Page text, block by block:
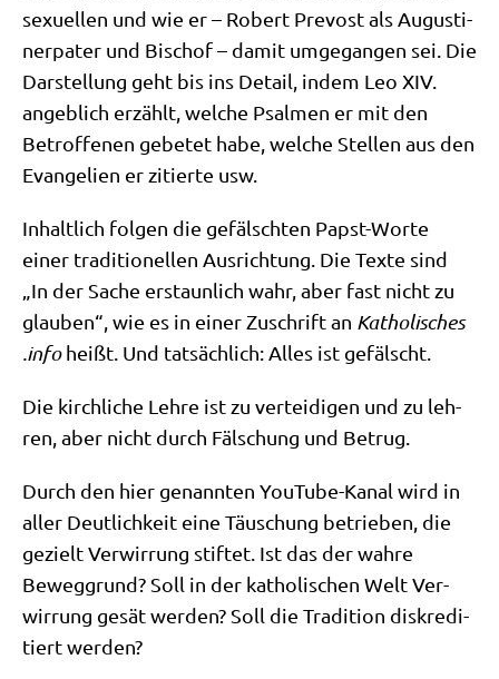
se­xu­el­len und wie er – Robert Pre­vost als Augu­sti­
ner­pa­ter und Bischof – damit umge­gan­gen sei. Die
Dar­stel­lung geht bis ins Detail, indem Leo XIV.
angeb­lich erzählt, wel­che Psal­men er mit den
Betrof­fe­nen gebe­tet habe, wel­che Stel­len aus den
Evan­ge­li­en er zitier­te usw.
Inhalt­lich fol­gen die gefälsch­ten Papst-Wor­te
einer tra­di­tio­nel­len Aus­rich­tung. Die Tex­te sind
„In der Sache erstaun­lich wahr, aber fast nicht zu
glau­ben“, wie es in einer Zuschrift an Katho​li​sches​
.infoheißt. Und tat­säch­lich: Alles ist gefälscht.
Die kirch­li­che Leh­re ist zu ver­tei­di­gen und zu leh­
ren, aber nicht durch Fäl­schung und Betrug.
Durch den hier genann­ten You­Tube-Kanal wird in
aller Deut­lich­keit eine Täu­schung betrie­ben, die
gezielt Ver­wir­rung stif­tet. Ist das der wah­re
Beweg­grund? Soll in der katho­li­schen Welt Ver­
wir­rung gesät wer­den? Soll die Tra­di­ti­on dis­kre­di­
tiert werden?